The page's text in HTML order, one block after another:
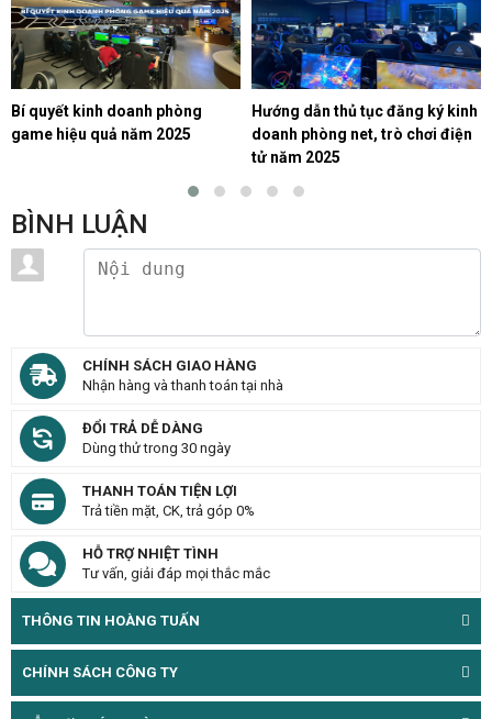
Bí quyết kinh doanh phòng
game hiệu quả năm 2025
Hướng dẫn thủ tục đăng ký kinh
doanh phòng net, trò chơi điện
tử năm 2025
BÌNH LUẬN
CHÍNH SÁCH GIAO HÀNG
Nhận hàng và thanh toán tại nhà
ĐỔI TRẢ DỄ DÀNG
Dùng thử trong 30 ngày
THANH TOÁN TIỆN LỢI
Trả tiền mặt, CK, trả góp 0%
HỖ TRỢ NHIỆT TÌNH
Tư vấn, giải đáp mọi thắc mắc
THÔNG TIN HOÀNG TUẤN
CHÍNH SÁCH CÔNG TY